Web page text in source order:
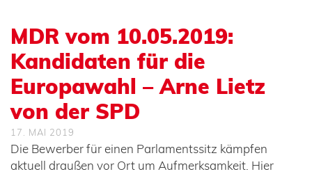
MDR vom 10.05.2019:
Kandidaten für die
Europawahl – Arne Lietz
von der SPD
17. MAI 2019
Die Bewerber für einen Parlamentssitz kämpfen
aktuell draußen vor Ort um Aufmerksamkeit. Hier